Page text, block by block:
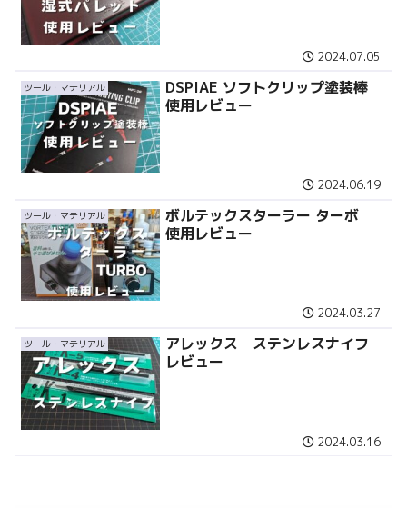
2024.07.05
ツール・マテリアル
DSPIAE ソフトクリップ塗装棒
使用レビュー
2024.06.19
ツール・マテリアル
ボルテックスターラー ターボ
使用レビュー
2024.03.27
ツール・マテリアル
アレックス ステンレスナイフ
レビュー
2024.03.16